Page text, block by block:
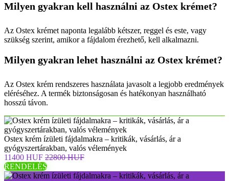
Milyen gyakran kell használni az Ostex krémet?
Az Ostex krémet naponta legalább kétszer, reggel és este, vagy
szükség szerint, amikor a fájdalom érezhető, kell alkalmazni.
Milyen gyakran lehet használni az Ostex krémet?
Az Ostex krém rendszeres használata javasolt a legjobb eredmények
eléréséhez. A termék biztonságosan és hatékonyan használható
hosszú távon.
Ostex krém ízületi fájdalmakra – kritikák, vásárlás, ár a
gyógyszertárakban, valós vélemények
11400 HUF 22800 HUF
RENDELÉS